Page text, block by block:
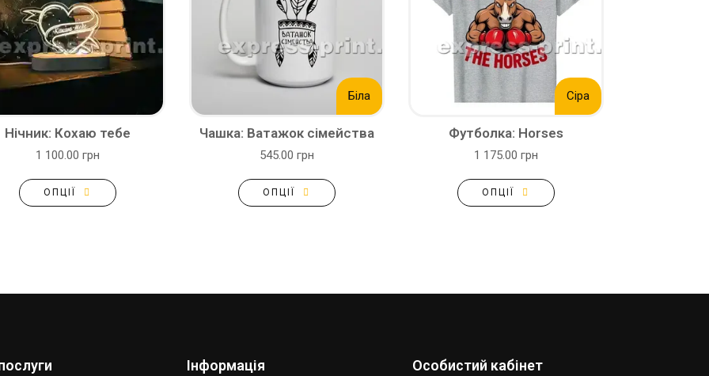
Нічник: Кохаю тебе
1 100.00 грн
ОПЦІЇ
Біла
Чашка: Ватажок сімейства
545.00 грн
ОПЦІЇ
Сіра
Футболка: Horses
1 175.00 грн
ОПЦІЇ
Інформація Особистий кабінет